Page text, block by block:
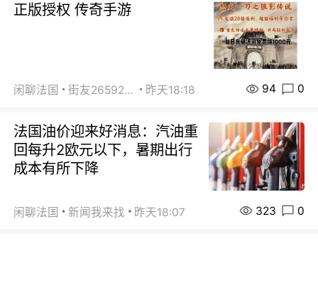
正版授权 传奇手游
闲聊法国 街友26592800 昨天18:18 94 0
法国油价迎来好消息：汽油重
回每升2欧元以下，暑期出行
成本有所下降
闲聊法国 新闻我来找 昨天18:07 323 0